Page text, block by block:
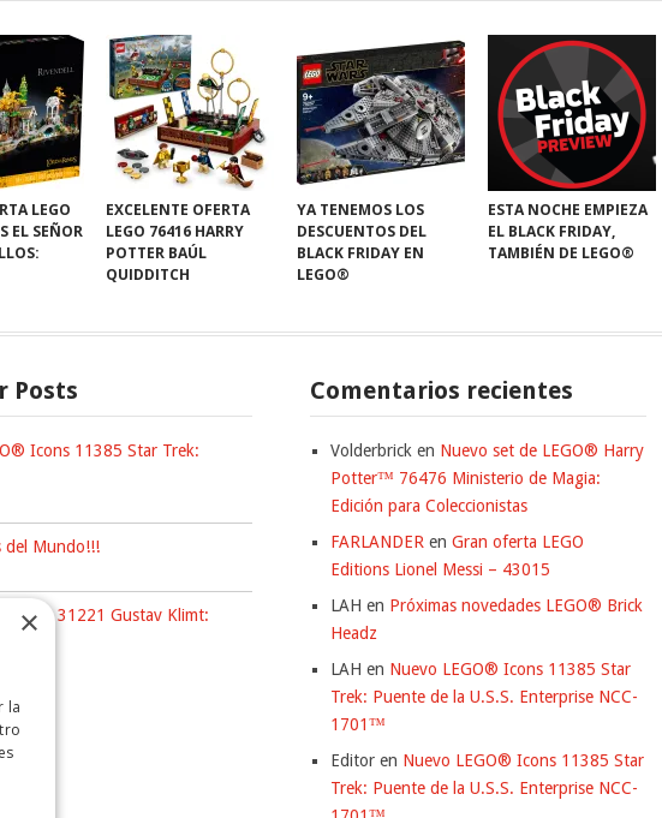
LEGO
EL SEÑOR
EXCELENTE OFERTA
LEGO 76416 HARRY
POTTER BAÚL
QUIDDITCH
YA TENEMOS LOS
DESCUENTOS DEL
BLACK FRIDAY EN
LEGO®
ESTA NOCHE EMPIEZA
EL BLACK FRIDAY,
TAMBIÉN DE LEGO®
Posts
Icons 11385 Star Trek:
del Mundo!!!
Art 31221 Gustav Klimt:
Comentarios recientes
Volderbrick en Nuevo set de LEGO® Harry
Potter™ 76476 Ministerio de Magia:
Edición para Coleccionistas
FARLANDER en Gran oferta LEGO
Editions Lionel Messi – 43015
LAH en Próximas novedades LEGO® Brick
Headz
LAH en Nuevo LEGO® Icons 11385 Star
Trek: Puente de la U.S.S. Enterprise NCC-
1701™
Editoren Nuevo LEGO® Icons 11385 Star
Trek: Puente de la U.S.S. Enterprise NCC-
×
la